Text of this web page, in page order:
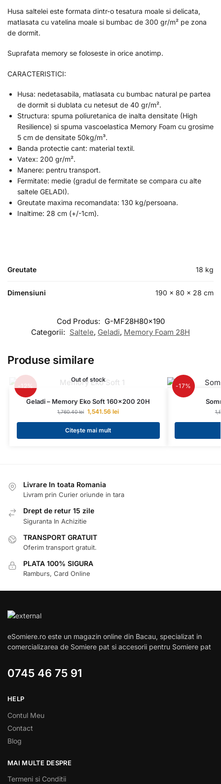
Husa saltelei este formata dintr-o tesatura moale si delicata,
matlasata cu vatelina moale si bumbac de 300 gr/m² pe zona
de dormit.
Suprafata memory se foloseste in orice anotimp.
CARACTERISTICI:
Husa: nedetasabila, matlasata cu bumbac natural pe partea
de dormit si dublata cu netesut de 40 gr/m².
Structura: spuma poliuretanica de inalta densitate (High
Resilience) si spuma vascoelastica Memory Foam cu grosime
5 cm de densitate 50kg/m³.
Banda protectie cant: material textil.
Vatex: 200 gr/m².
Manere: pentru transport.
Fermitate: medie (gradul de fermitate se compara cu alte
saltele GELADI).
Greutate maxima recomandata: 130 kg/persoana.
Inaltime: 28 cm (+/-1cm).
Greutate 18 kg
Dimensiuni 190 × 80 × 28 cm
Cod Produs: G-MF28H80x190
Categorii: Saltele, Geladi, Memory Foam 28H
Produse similare
-12%
Out of stock
Geladi – Memory Eko Soft 160×200 20H
1,760.40lei 1,541.56lei
Citește mai mult
-17%
Livrare In toata Romania
Livram prin Curier oriunde in tara
Drept de retur 15 zile
Siguranta In Achizitie
TRANSPORT GRATUIT
Oferim transport gratuit.
PLATA 100% SIGURA
Ramburs, Card Online
eSomiere.ro este un magazin online din Bacau, specializat in
comercializarea de Somiere pat si accesorii pentru Somiere pat
0745 46 75 91
HELP
Contul Meu
Contact
Blog
MAI MULTE DESPRE
Termeni si Conditii